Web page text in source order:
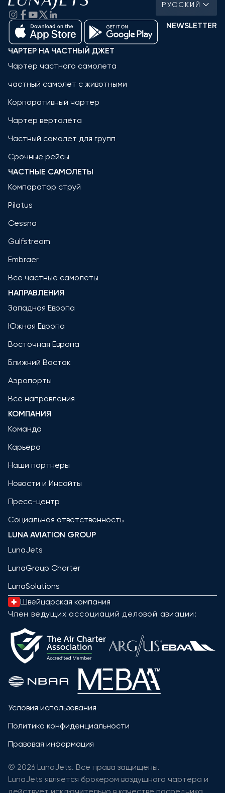
РУССКИЙ
NEWSLETTER
ЧАРТЕР НА ЧАСТНЫЙ ДЖЕТ
Чартер частного самолета
частный самолет с животными
Корпоративный чартер
Чартер вертолёта
Частный самолет для групп
Срочные рейсы
ЧАСТНЫЕ САМОЛЕТЫ
Компаратор струй
Pilatus
Cessna
Gulfstream
Embraer
Все частные самолеты
НАПРАВЛЕНИЯ
Западная Европа
Южная Европа
Восточная Европа
Ближний Восток
Аэропорты
Все направления
КОМПАНИЯ
Команда
Карьера
Наши партнёры
Новости и Инсайты
Пресс-центр
Социальная ответственность
LUNA AVIATION GROUP
LunaJets
LunaGroup Charter
LunaSolutions
Швейцарская компания
Член ведущих ассоциаций деловой авиации:
Условия использования
Политика конфиденциальности
Правовая информация
© 2026 LunaJets. Все права защищены.
LunaJets является брокером воздушного чартера и